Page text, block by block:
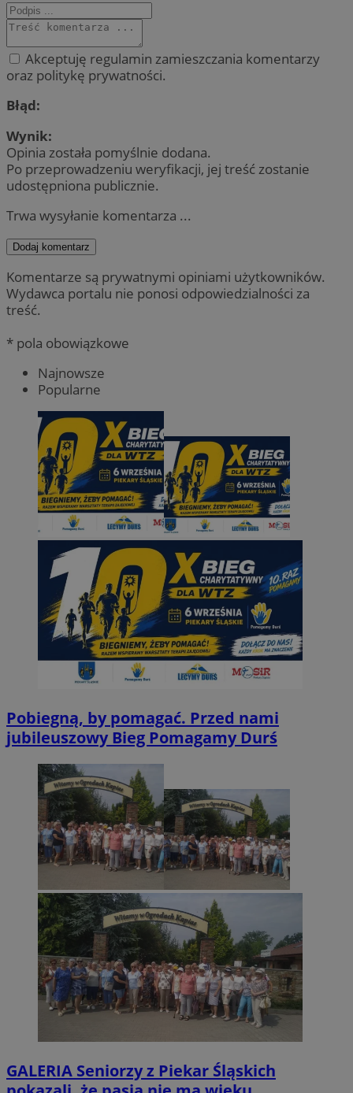
Akceptuję regulamin zamieszczania komentarzy
oraz politykę prywatności.
Błąd:
Wynik:
Opinia została pomyślnie dodana.
Po przeprowadzeniu weryfikacji, jej treść zostanie
udostępniona publicznie.
Trwa wysyłanie komentarza ...
Dodaj komentarz
Komentarze są prywatnymi opiniami użytkowników.
Wydawca portalu nie ponosi odpowiedzialności za
treść.
* pola obowiązkowe
Najnowsze
Popularne
Pobiegną, by pomagać. Przed nami
jubileuszowy Bieg Pomagamy Durś
GALERIA Seniorzy z Piekar Śląskich